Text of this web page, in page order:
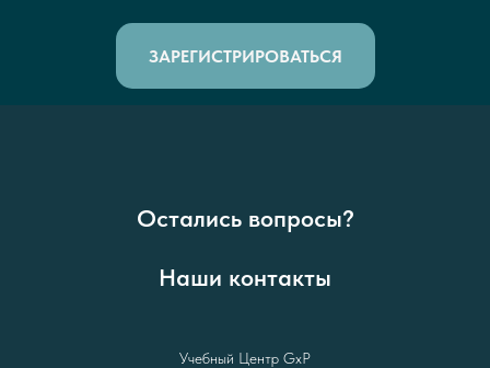
ЗАРЕГИСТРИРОВАТЬСЯ
Остались вопросы?
Наши контакты
Учебный Центр GxP